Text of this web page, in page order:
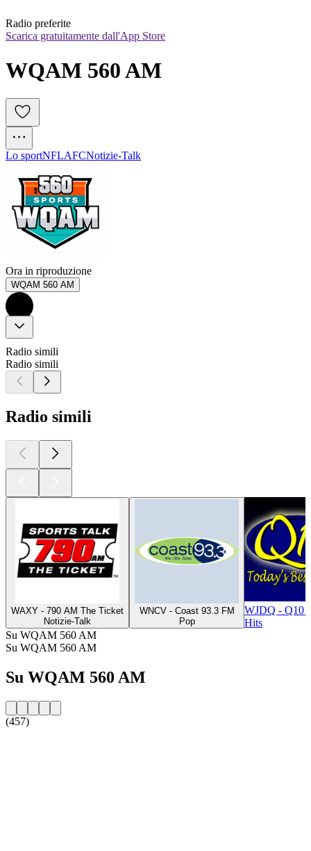
Radio preferite
Scarica gratuitamente dall'App Store
WQAM 560 AM
Lo sportNFLAFCNotizie-Talk
Ora in riproduzione
WQAM 560 AM
Radio simili
Radio simili
Radio simili
WAXY - 790 AM The Ticket
Notizie-Talk
WNCV - Coast 93.3 FM
Pop
WJDQ -
Hits
Su WQAM 560 AM
Su WQAM 560 AM
Su WQAM 560 AM
(457)